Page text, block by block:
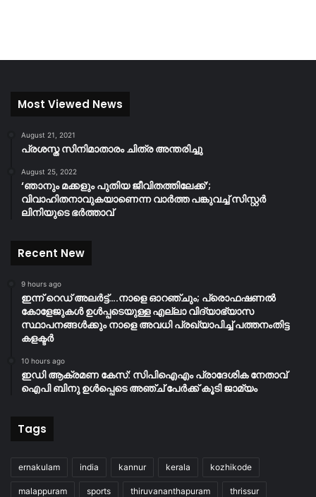
Most Viewed News
August 21, 2021
പ്രശസ്ത സിനിമാതാരം ചിത്ര അന്തരിച്ചു
August 25, 2022
‘ഞാനും മക്കളും പുതിയ ജീവിതത്തിലേക്ക്’;
വിവാഹിതനാവുകയാണെന്ന വാർത്ത പങ്കുവച്ച് സിസ്റ്റർ
ലിനിയുടെ ഭർത്താവ്
Recent New
9 hours ago
ഇന്ന് റെഡ് അലർട്ട്….നാളെ ഓറഞ്ചും; പ്രൊഫഷണൽ
കോളേജുകൾ ഉൾപ്പടെയുള്ള എല്ലാ വിദ്യാഭ്യാസ
സ്ഥാപനങ്ങൾക്കും നാളെ അവധി പ്രഖ്യാപിച്ച് പത്തനംതിട്ട
കളക്ടർ
10 hours ago
ഇഡി ആക്രമണ കേസ്: സിപിഐഎം പ്രാദേശിക നേതാവ്
ഐപി ബിനു ഉൾപ്പെടെ അഞ്ച് പേർക്ക് കൂടി ജാമ്യം
Tags
ernakulam india kannur kerala kozhikode
malappuram sports thiruvananthapuram thrissur